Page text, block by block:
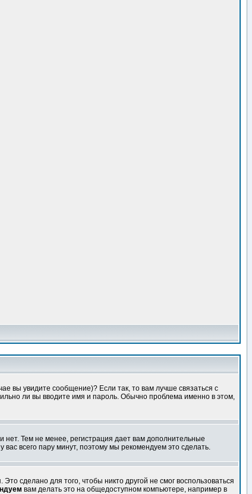
вы увидите сообщение)? Если так, то вам лучше связаться с
ли вы вводите имя и пароль. Обычно проблема именно в этом,
нет. Тем не менее, регистрация дает вам дополнительные
всего пару минут, поэтому мы рекомендуем это сделать.
сделано для того, чтобы никто другой не смог воспользоваться
вам делать это на общедоступном компьютере, например в